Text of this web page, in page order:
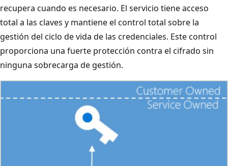
recupera cuando es necesario. El servicio tiene acceso
total a las claves y mantiene el control total sobre la
gestión del ciclo de vida de las credenciales. Este control
proporciona una fuerte protección contra el cifrado sin
ninguna sobrecarga de gestión.